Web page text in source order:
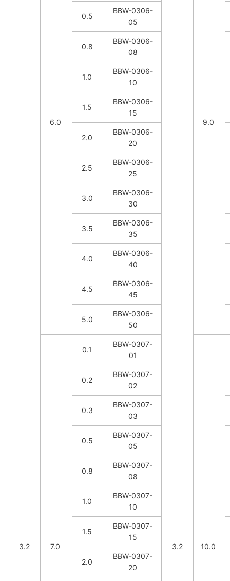
3.2
6.0
3.2
9.0
0.5
BBW-0306-
05
0.8
BBW-0306-
08
1.0
BBW-0306-
10
1.5
BBW-0306-
15
2.0
BBW-0306-
20
2.5
BBW-0306-
25
3.0
BBW-0306-
30
3.5
BBW-0306-
35
4.0
BBW-0306-
40
4.5
BBW-0306-
45
5.0
BBW-0306-
50
7.0
0.1
BBW-0307-
01
10.0
0.2
BBW-0307-
02
0.3
BBW-0307-
03
0.5
BBW-0307-
05
0.8
BBW-0307-
08
1.0
BBW-0307-
10
1.5
BBW-0307-
15
2.0
BBW-0307-
20